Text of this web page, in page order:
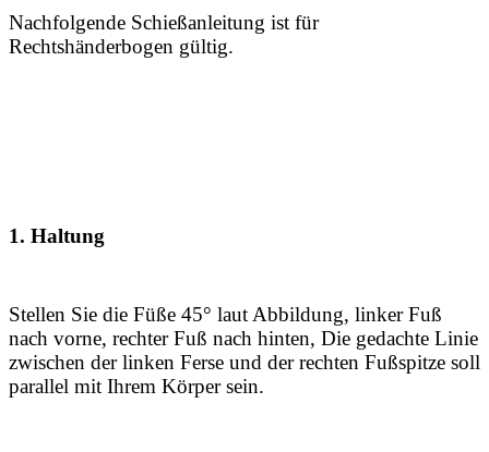
Nachfolgende Schießanleitung ist für
Rechtshänderbogen gültig.
1. Haltung
Stellen Sie die Füße 45° laut Abbildung, linker Fuß
nach vorne, rechter Fuß nach hinten, Die gedachte Linie
zwischen der linken Ferse und der rechten Fußspitze soll
parallel mit Ihrem Körper sein.